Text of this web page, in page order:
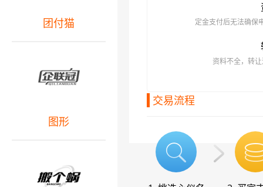
定金支付后无法确保
资料不全，转
交易流程
团付猫
图形